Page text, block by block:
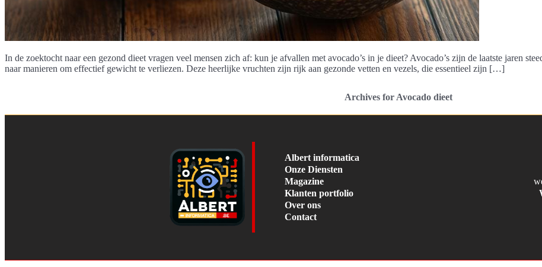
In de zoektocht naar een gezond dieet vragen veel mensen zich af: kun je afvallen met avocado’s in je dieet? Avocado’s zijn de laatste jaren
naar manieren om effectief gewicht te verliezen. Deze heerlijke vruchten zijn rijk aan gezonde vetten en vezels, die essentieel zijn […]
Archives for Avocado dieet
Albert informatica
Onze Diensten
Magazine
Klanten portfolio
Over ons
Contact